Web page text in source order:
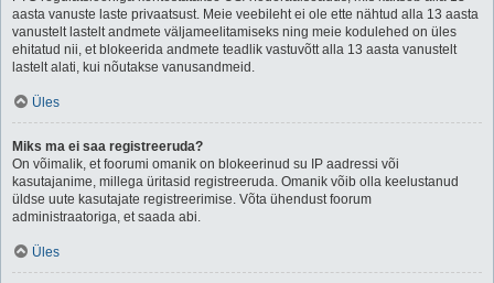
aasta vanuste laste privaatsust. Meie veebileht ei ole ette nähtud alla 13 aasta
vanustelt lastelt andmete väljameelitamiseks ning meie kodulehed on üles
ehitatud nii, et blokeerida andmete teadlik vastuvõtt alla 13 aasta vanustelt
lastelt alati, kui nõutakse vanusandmeid.
Üles
Miks ma ei saa registreeruda?
On võimalik, et foorumi omanik on blokeerinud su IP aadressi või
kasutajanime, millega üritasid registreeruda. Omanik võib olla keelustanud
üldse uute kasutajate registreerimise. Võta ühendust foorum
administraatoriga, et saada abi.
Üles